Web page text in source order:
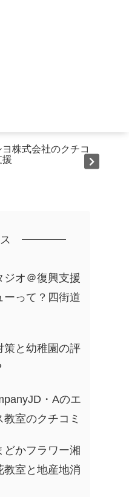
株式会社のクチコ
援
ジオ＠復興支援
ーって？四街道
策と幼稚園の評
・Aのエ
室のクチコミ
どかフラワー湘
教室と地産地消